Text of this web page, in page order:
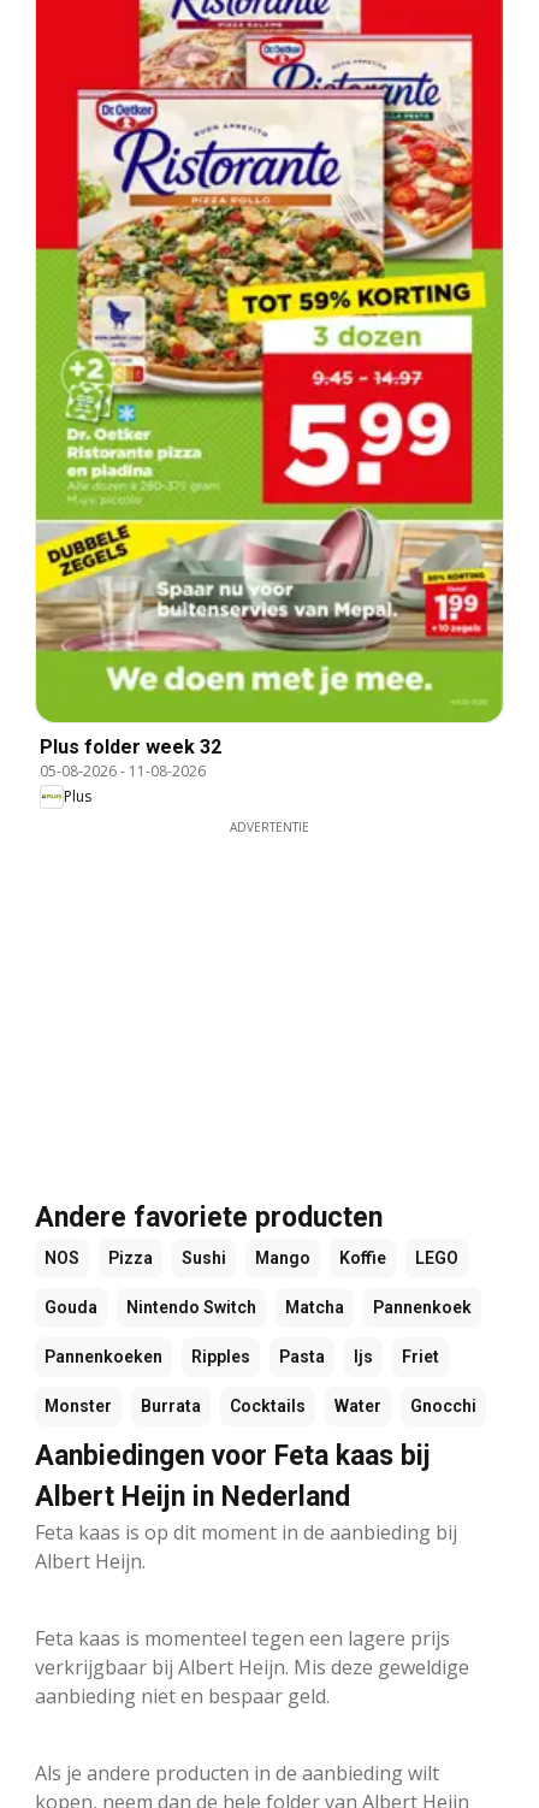
Plus folder week 32
05-08-2026- 11-08-2026
Plus
ADVERTENTIE
Andere favoriete producten
NOS Pizza Sushi Mango Koffie LEGO
Gouda Nintendo Switch Matcha Pannenkoek
Pannenkoeken Ripples Pasta Ijs Friet
Monster Burrata Cocktails Water Gnocchi
Aanbiedingen voor Feta kaas bij
Albert Heijn in Nederland
Feta kaas is op dit moment in de aanbieding bij
Albert Heijn.
Feta kaas is momenteel tegen een lagere prijs
verkrijgbaar bij Albert Heijn. Mis deze geweldige
aanbieding niet en bespaar geld.
Als je andere producten in de aanbieding wilt
kopen, neem dan de hele folder van Albert Heijn